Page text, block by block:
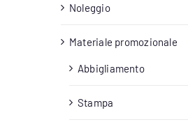
Noleggio
Materiale promozionale
Abbigliamento
Stampa